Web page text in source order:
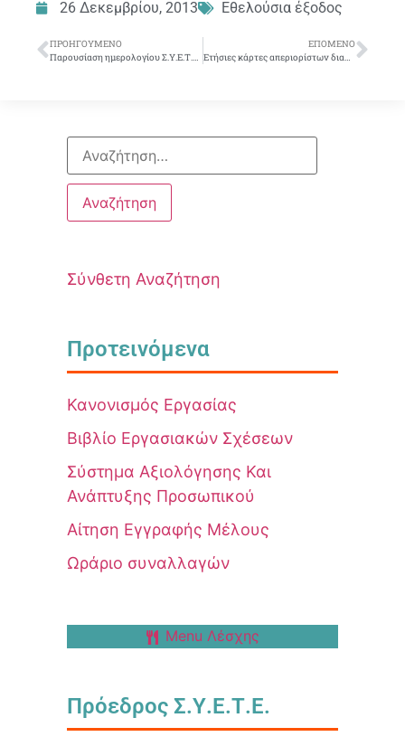
26 Δεκεμβρίου, 2013 Εθελούσια έξοδος
ΠΡΟΗΓΟΎΜΕΝΟ
Παρουσίαση ημερολογίου Σ.Υ.Ε.Τ.Ε. 2014
ΕΠΌΜΕΝΟ
Ετήσιες κάρτες απεριορίστων διαδρομών Ο.Α.Σ.Α. 2014
Σύνθετη Αναζήτηση
Προτεινόμενα
Κανονισμός Εργασίας
Βιβλίο Εργασιακών Σχέσεων
Σύστημα Αξιολόγησης Και
Ανάπτυξης Προσωπικού
Αίτηση Εγγραφής Μέλους
Ωράριο συναλλαγών
Menu Λέσχης
Πρόεδρος Σ.Υ.Ε.Τ.Ε.